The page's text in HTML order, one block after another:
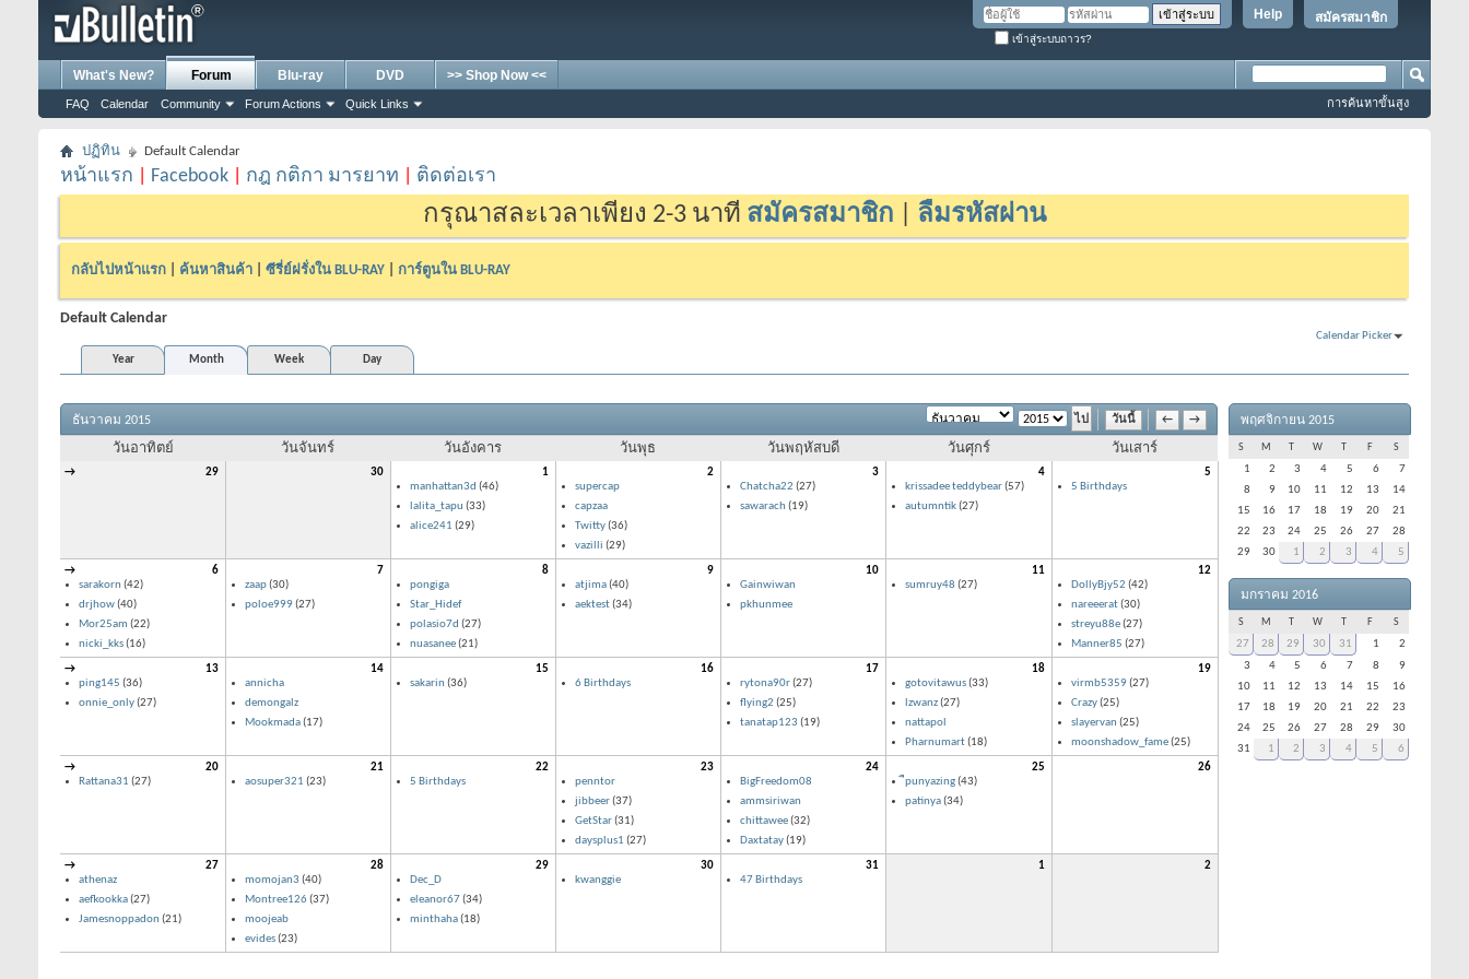
สมัครสมาชิก
Help
เข้าสู่ระบบถาวร?
What's New? Forum
FAQ Calendar Community Forum Actions Quick Links
Blu-ray DVD >> Shop Now <<
การค้นหาขั้นสูง
ปฏิทิน Default Calendar
หน้าแรก Facebook กฎ กติกา มารยาท ติดต่อเรา
กรุณาสละเวลาเพียง 2-3 นาที สมัครสมาชิก ลืมรหัสผ่าน
กลับไปหน้าแรก ค้นหาสินค้า ซีรี่ย์ฝรั่งใน BLU-RAY การ์ตูนใน BLU-RAY
Default Calendar
Calendar Picker
Year
Month Week Day
วันนี้ ← →
ธันวาคม 2015
วันอาทิตย์ วันจันทร์ วันอังคาร วันพุธ วันพฤหัสบดี วันศุกร์ วันเสาร์
→ 29 30
1
manhattan3d (46)
lalita_tapu (33)
alice241 (29)
2
supercap
capzaa
Twitty(36)
vazilli (29)
3
Chatcha22 (27)
sawarach (19)
4
krissadee teddybear(57)
autumntik(27)
5
5 Birthdays
→
6
sarakorn (42)
drjhow(40)
Mor25am (22)
nicki_kks(16)
7
zaap(30)
poloe999(27)
8
pongiga
Star_Hidef
polasio7d (27)
nuasanee(21)
9
atjima(40)
aektest(34)
10
Gainwiwan
pkhunmee
11
sumruy48 (27)
12
DollyBjy52 (42)
nareeerat(30)
streyu88e(27)
Manner85 (27)
→
13
ping145 (36)
onnie_only(27)
14
annicha
demongalz
Mookmada(17)
15
sakarin (36)
16
6 Birthdays
17
rytona90r(27)
flying2 (25)
tanatap123 (19)
18
gotovitawus(33)
lzwanz(27)
nattapol
Pharnumart(18)
19
virmb5359(27)
Crazy(25)
slayervan (25)
moonshadow_fame(25)
→
20
Rattana31 (27)
21
aosuper321 (23)
22
5 Birthdays
23
penntor
jibbeer(37)
GetStar(31)
daysplus1 (27)
24
BigFreedom08
ammsiriwan
chittawee(32)
Daxtatay(19)
25
ืpunyazing(43)
patinya(34)
26
→
27
athenaz
aefkookka(27)
Jamesnoppadon (21)
28
momojan3 (40)
Montree126(37)
moojeab
evides(23)
29
Dec_D
eleanor67(34)
minthaha(18)
30
kwanggie
31
47 Birthdays
1 2
พฤศจิกายน 2015
S M W F S
1 2 3 4 5 6
7
8
9 10 11 12 13
14
15
16 17 18 19 20
21
22
23 24 25 26 27
28
29
30 1 2 3 4 5
มกราคม 2016
S M W F S
27 28 29 30 31 1
2
3
4 5 6 7 8
9
10
11 12 13 14 15
16
17
18 19 20 21 22
23
24
25 26 27 28 29
30
31
1 2 3 4 5 6